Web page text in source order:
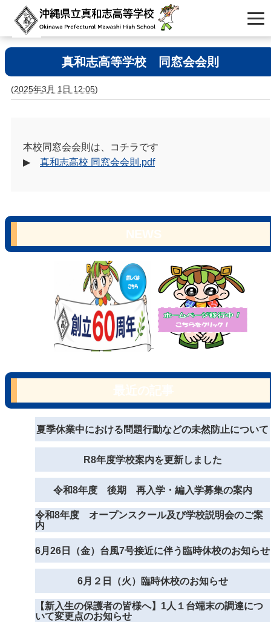
真和志高等学校 同窓会会則
(2025年3月 1日 12:05)
本校同窓会会則は、コチラです
▶ 真和志高校 同窓会会則.pdf
夏季休業中における問題行動などの未然防止について
R8年度学校案内を更新しました
令和8年度 後期 再入学・編入学募集の案内
令和8年度 オープンスクール及び学校説明会のご案
内
6月26日（金）台風7号接近に伴う臨時休校のお知らせ
6月２日（火）臨時休校のお知らせ
【新入生の保護者の皆様へ】1人１台端末の調達につ
いて変更点のお知らせ